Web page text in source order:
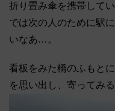
折り畳み傘を携帯して
では次の人のために駅
いなあ…。
看板をみた橋のふもと
を思い出し、寄ってみ